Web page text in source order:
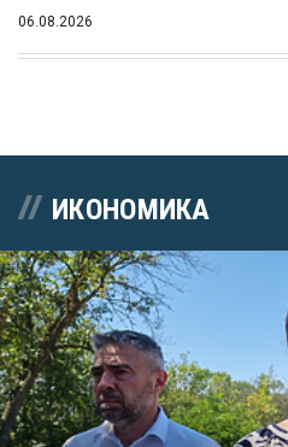
06.08.2026
ИКОНОМИКА